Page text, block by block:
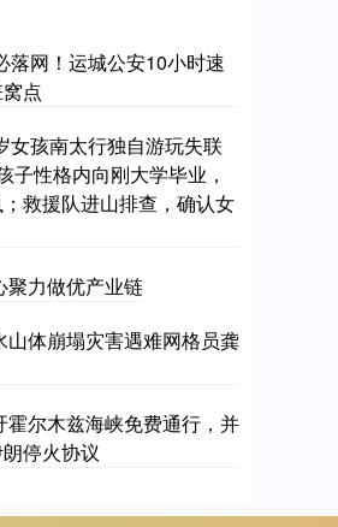
落网！运城公安10小时速
点
女孩南太行独自游玩失联
子性格内向刚大学毕业，
救援队进山排查，确认女
聚力做优产业链
山体崩塌灾害遇难网格员龚
霍尔木兹海峡免费通行，并
停火协议